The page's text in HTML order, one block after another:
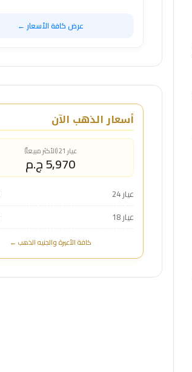
عرض كافة الأسعار ←
أسعار الذهب الآن
عيار 21 (الأكثر مبيعاً)
5,970 ج.م
عيار 24
عيار 18
كافة الأعيرة والجنيه الذهب ←